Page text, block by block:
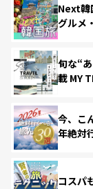
Next韓
グルメ
旬な“
載 MY
今、こ
年絶対
コスパ